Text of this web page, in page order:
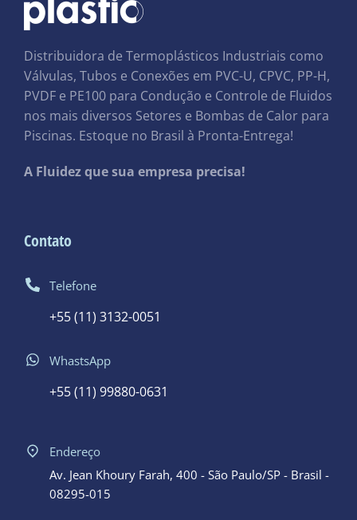
Distribuidora de Termoplásticos Industriais como
Válvulas, Tubos e Conexões em PVC-U, CPVC, PP-H,
PVDF e PE100 para Condução e Controle de Fluidos
nos mais diversos Setores e Bombas de Calor para
Piscinas. Estoque no Brasil à Pronta-Entrega!
A Fluidez que sua empresa precisa!
Contato
Telefone
+55 (11) 3132-0051
WhastsApp
+55 (11) 99880-0631
Endereço
Av. Jean Khoury Farah, 400 - São Paulo/SP - Brasil -
08295-015